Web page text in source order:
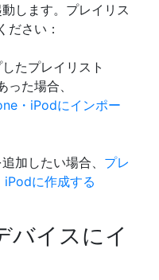
します。プレイリス
ださい：
たプレイリスト
た場合、
・iPodにインポー
加したい場合、 プレ
iPodに作成する
バイスにイ